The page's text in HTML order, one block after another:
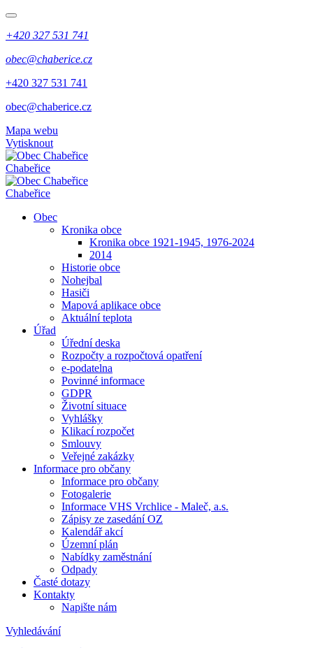
+420 327 531 741
obec@chaberice.cz
+420 327 531 741
obec@chaberice.cz
Mapa webu
Vytisknout
Chabeřice
Chabeřice
Obec
Kronika obce
Kronika obce 1921-1945, 1976-2024
2014
Historie obce
Nohejbal
Hasiči
Mapová aplikace obce
Aktuální teplota
Úřad
Úřední deska
Rozpočty a rozpočtová opatření
e-podatelna
Povinné informace
GDPR
Životní situace
Vyhlášky
Klikací rozpočet
Smlouvy
Veřejné zakázky
Informace pro občany
Informace pro občany
Fotogalerie
Informace VHS Vrchlice - Maleč, a.s.
Zápisy ze zasedání OZ
Kalendář akcí
Územní plán
Nabídky zaměstnání
Odpady
Časté dotazy
Kontakty
Napište nám
Vyhledávání